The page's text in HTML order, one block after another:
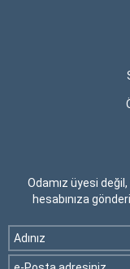
Odamız üyesi
hesabınıza